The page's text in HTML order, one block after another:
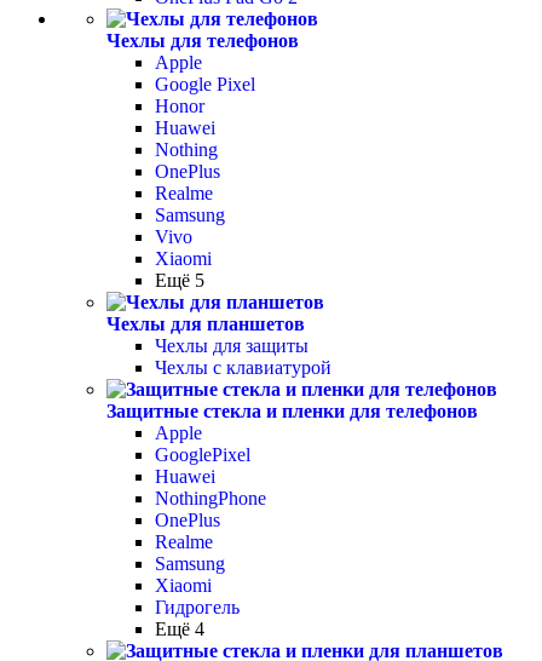
Чехлы для телефонов
Apple
Google Pixel
Honor
Huawei
Nothing
OnePlus
Realme
Samsung
Vivo
Xiaomi
Ещё 5
Чехлы для планшетов
Чехлы для защиты
Чехлы с клавиатурой
Защитные стекла и пленки для телефонов
Apple
GooglePixel
Huawei
NothingPhone
OnePlus
Realme
Samsung
Xiaomi
Гидрогель
Ещё 4